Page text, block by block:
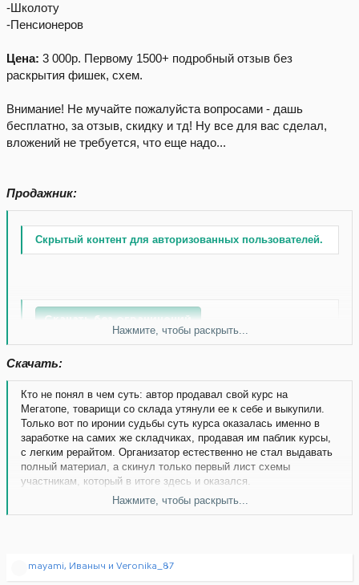
-Школоту
-Пенсионеров
Цена: 3 000р. Первому 1500+ подробный отзыв без
раскрытия фишек, схем.
Внимание! Не мучайте пожалуйста вопросами - дашь
бесплатно, за отзыв, скидку и тд! Ну все для вас сделал,
вложений не требуется, что еще надо...
Продажник:
Скрытый контент для авторизованных пользователей.
Скачать без ограничений
Стоимость:
Нажмите, чтобы раскрыть...
Скачать:
Кто не понял в чем суть: автор продавал свой курс на
Мегатопе, товарищи со склада утянули ее к себе и выкупили.
Только вот по иронии судьбы суть курса оказалась именно в
заработке на самих же складчиках, продавая им паблик курсы,
с легким рерайтом. Организатор естественно не стал выдавать
полный материал, а скинул только первый лист схемы
участникам, который в итоге здесь и оказался.
Скачать без ограничений
Нажмите, чтобы раскрыть...
Рmayami, Иваныч и Veronika_87